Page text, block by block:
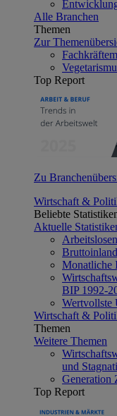
Alle Branchen
Themen
Zur
Top Report
Zu
Wirtschaft &
Beliebte
Aktuelle
Monatliche
BIP 1992-
Wertvollste
Wirtschaft &
Themen
Weitere Themen
und
Generation
Top Report